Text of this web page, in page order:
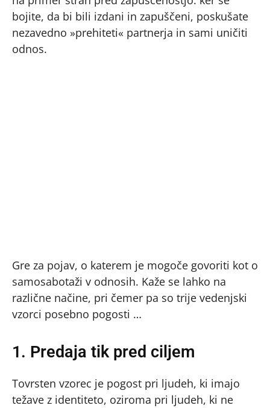
bojite, da bi bili izdani in zapuščeni, poskušate
nezavedno »prehiteti« partnerja in sami uničiti
odnos.
Gre za pojav, o katerem je mogoče govoriti kot o
samosabotaži v odnosih. Kaže se lahko na
različne načine, pri čemer pa so trije vedenjski
vzorci posebno pogosti …
1. Predaja tik pred ciljem
Tovrsten vzorec je pogost pri ljudeh, ki imajo
težave z identiteto, oziroma pri ljudeh, ki ne